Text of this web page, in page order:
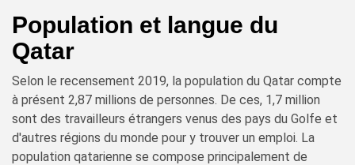
Population et langue du
Qatar
Selon le recensement 2019, la population du Qatar compte
à présent 2,87 millions de personnes. De ces, 1,7 million
sont des travailleurs étrangers venus des pays du Golfe et
d'autres régions du monde pour y trouver un emploi. La
population qatarienne se compose principalement de